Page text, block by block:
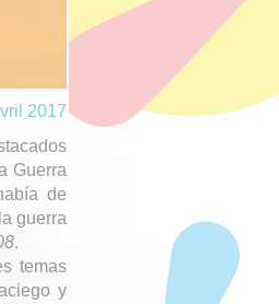
2017
Guerra
de
guerra
.
temas
y